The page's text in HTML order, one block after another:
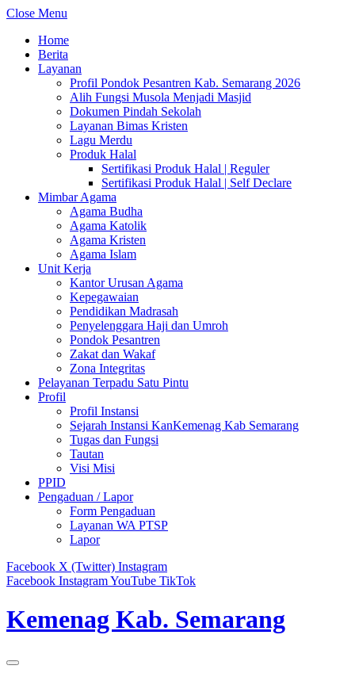
Close Menu
Home
Berita
Layanan
Profil Pondok Pesantren Kab. Semarang 2026
Alih Fungsi Musola Menjadi Masjid
Dokumen Pindah Sekolah
Layanan Bimas Kristen
Lagu Merdu
Produk Halal
Sertifikasi Produk Halal | Reguler
Sertifikasi Produk Halal | Self Declare
Mimbar Agama
Agama Budha
Agama Katolik
Agama Kristen
Agama Islam
Unit Kerja
Kantor Urusan Agama
Kepegawaian
Pendidikan Madrasah
Penyelenggara Haji dan Umroh
Pondok Pesantren
Zakat dan Wakaf
Zona Integritas
Pelayanan Terpadu Satu Pintu
Profil
Profil Instansi
Sejarah Instansi KanKemenag Kab Semarang
Tugas dan Fungsi
Tautan
Visi Misi
PPID
Pengaduan / Lapor
Form Pengaduan
Layanan WA PTSP
Lapor
Facebook X (Twitter) Instagram
Facebook InstagramYouTube TikTok
Kemenag Kab. Semarang